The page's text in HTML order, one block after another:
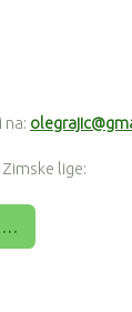
na:
lige:
…